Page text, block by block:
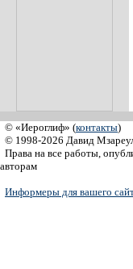
© «Иероглиф» (контакты)
© 1998-2026 Давид
Права на все работы,
авторам
Информеры для вашего